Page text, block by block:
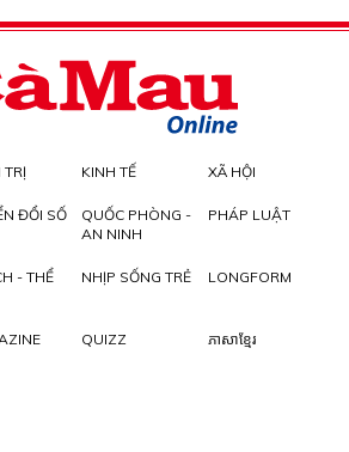
TRỊ KINH TẾ XÃ HỘI
ĐỔI SỐ
QUỐC PHÒNG -
AN NINH
PHÁP LUẬT
- THỂ
NHỊP SỐNG TRẺ LONGFORM
QUIZZ ភាសាខ្មែរ